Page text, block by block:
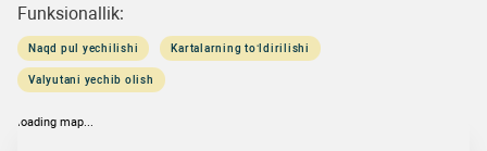
Funksionallik:
Naqd pul yechilishi Kartalarning to‘ldirilishi
Valyutani yechib olish
loading map...